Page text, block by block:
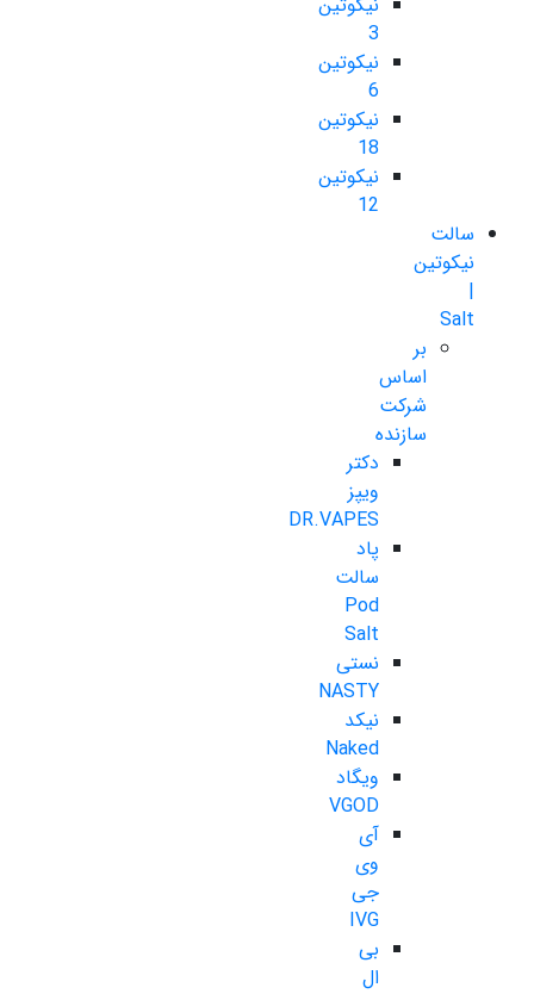
3
نیکوتین
6
نیکوتین
18
نیکوتین
12
سالت
نیکوتین
|
Salt
بر
اساس
شرکت
سازنده
دکتر
ویپز
DR.VAPES
پاد
سالت
Pod
Salt
نستی
NASTY
نیکد
Naked
ویگاد
VGOD
آی
وی
جی
IVG
بی
ال